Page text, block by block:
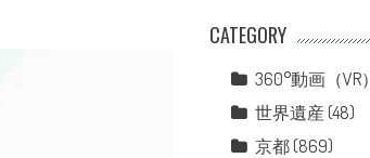
CATEGORY
360°動画（VR）
世界遺産 (48)
京都 (869)